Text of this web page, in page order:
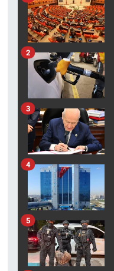
2
3
4
5